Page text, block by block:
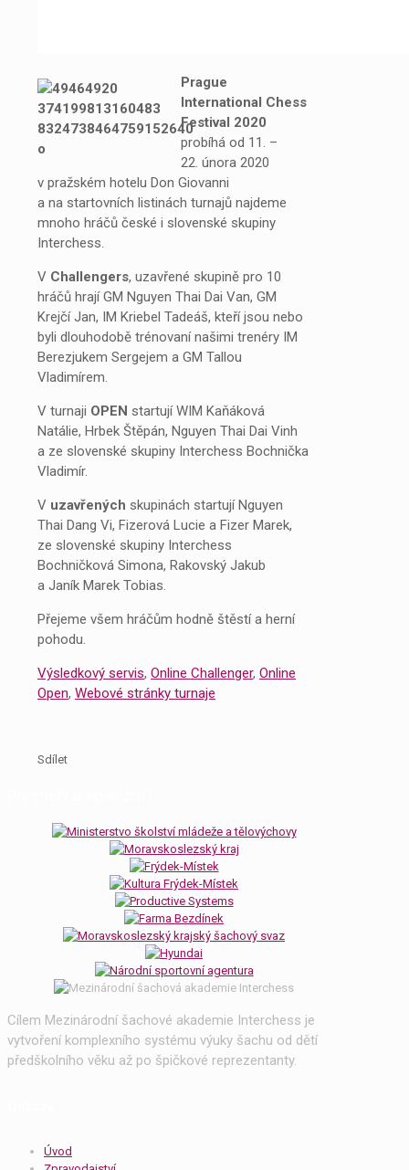
Prague
International Chess
Festival 2020
probíhá od 11. –
22. února 2020
v pražském hotelu Don Giovanni
a na startovních listinách turnajů najdeme
mnoho hráčů české i slovenské skupiny
Interchess.
V Challengers, uzavřené skupině pro 10
hráčů hrají GM Nguyen Thai Dai Van, GM
Krejčí Jan, IM Kriebel Tadeáš, kteří jsou nebo
byli dlouhodobě trénovaní našimi trenéry IM
Berezjukem Sergejem a GM Tallou
Vladimírem.
V turnaji OPEN startují WIM Kaňáková
Natálie, Hrbek Štěpán, Nguyen Thai Dai Vinh
a ze slovenské skupiny Interchess Bochnička
Vladimír.
V uzavřených skupinách startují Nguyen
Thai Dang Vi, Fizerová Lucie a Fizer Marek,
ze slovenské skupiny Interchess
Bochničková Simona, Rakovský Jakub
a Janík Marek Tobias.
Přejeme všem hráčům hodně štěstí a herní
pohodu.
Výsledkový servis, Online Challenger, Online
Open, Webové stránky turnaje
Sdílet
Cílem Mezinárodní šachové akademie Interchess je
vytvoření komplexního systému výuky šachu od dětí
předškolního věku až po špičkové reprezentanty.
Úvod